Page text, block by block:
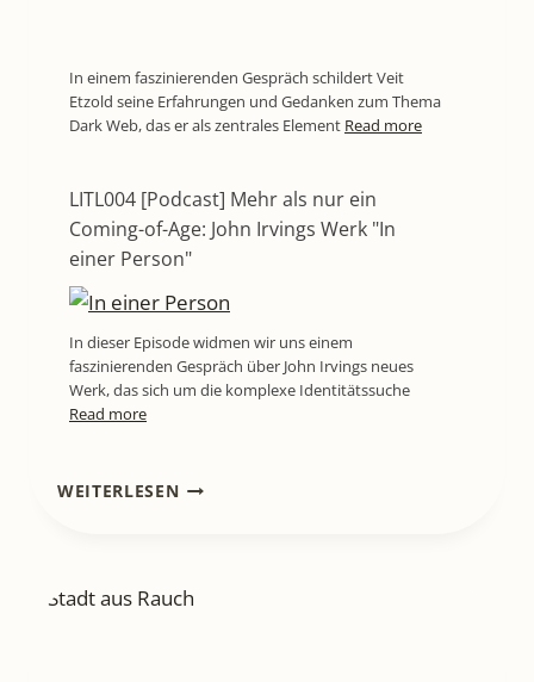
In einem faszinierenden Gespräch schildert Veit
Etzold seine Erfahrungen und Gedanken zum Thema
Dark Web, das er als zentrales Element Read more
LITL004 [Podcast] Mehr als nur ein
Coming-of-Age: John Irvings Werk "In
einer Person"
In dieser Episode widmen wir uns einem
faszinierenden Gespräch über John Irvings neues
Werk, das sich um die komplexe Identitätssuche
Read more
WEITERLESENLITL050
GRETA
TAUBERT